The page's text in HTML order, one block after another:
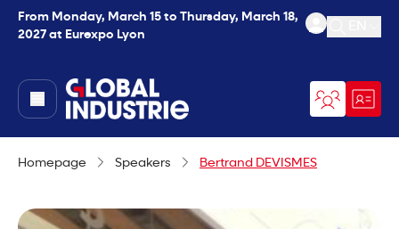
From Monday, March 15 to Thursday, March 18,
2027 at Eurexpo Lyon
Open
page.home
Homepage Speakers Bertrand DEVISMES